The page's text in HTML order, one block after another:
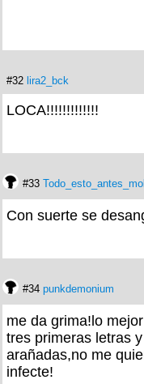
#32 lira2_bck
LOCA!!!!!!!!!!!!!
#33
Con suerte se
#34 punkdemonium
me da grima!lo
tres primeras letras
arañadas,no me
infecte!